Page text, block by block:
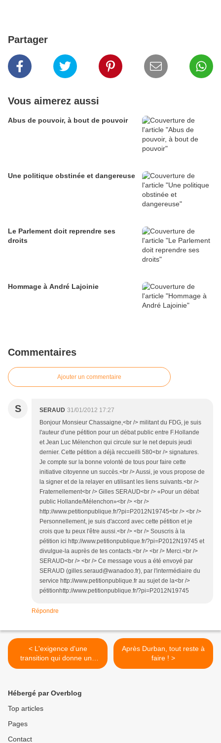
Partager
Vous aimerez aussi
Abus de pouvoir, à bout de pouvoir
Une politique obstinée et dangereuse
Le Parlement doit reprendre ses
droits
Hommage à André Lajoinie
Commentaires
Ajouter un commentaire
S SERAUD 31/01/2012 17:27
Bonjour Monsieur Chassaigne,<br /> militant du FDG, je suis
l'auteur d'une pétition pour un débat public entre F.Hollande
et Jean Luc Mélenchon qui circule sur le net depuis jeudi
dernier. Cette pétition a déjà reccueilli 580<br /> signatures.
Je compte sur la bonne volonté de tous pour faire cette
initiative citoyenne un succès.<br /> Aussi, je vous propose de
la signer et de la relayer en utilisant les liens suivants.<br />
Fraternellement<br /> Gilles SERAUD<br /> «Pour un débat
public Hollande/Mélenchon»<br /> <br />
http://www.petitionpublique.fr/?pi=P2012N19745<br /> <br />
Personnellement, je suis d'accord avec cette pétition et je
crois que tu peux l'être aussi.<br /> <br /> Souscris à la
pétition ici http://www.petitionpublique.fr/?pi=P2012N19745 et
divulgue-la auprès de tes contacts.<br /> <br /> Merci.<br />
SERAUD<br /> <br /> Ce message vous a été envoyé par
SERAUD (gilles.seraud@wanadoo.fr), par l'intermédiaire du
service http://www.petitionpublique.fr au sujet de la<br />
pétitionhttp://www.petitionpublique.fr/?pi=P2012N19745
Répondre
< L'exigence d'une
transition qui donne une
place forte aux travailleurs
Après Durban, tout reste à
faire ! >
Hébergé par Overblog
Top articles
Pages
Contact